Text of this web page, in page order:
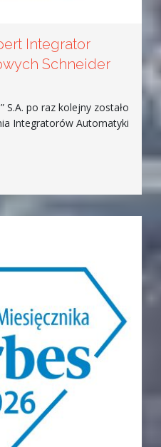
Integrator
Schneider
S.A. po raz kolejny zostało
Integratorów Automatyki